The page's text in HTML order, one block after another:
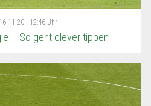
16.11.20 | 12:46 Uhr
– So geht clever tippen